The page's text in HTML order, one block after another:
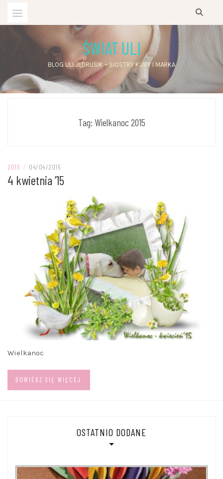
ŚWIAT ULI
BLOG ULI JĘDRUSIK – SIOSTRY KUBY I MARKA
Tag: Wielkanoc 2015
2015 / 04/04/2015
4 kwietnia ’15
Wielkanoc
DOWIEDZ SIĘ WIĘCEJ
OSTATNIO DODANE